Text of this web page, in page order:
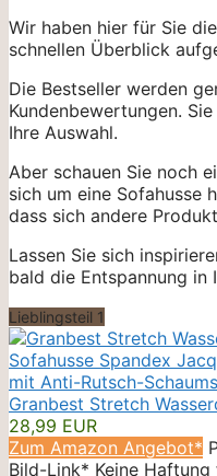
Wir haben hier für Sie
schnellen Überblick
Die Bestseller werden
Kundenbewertungen.
Ihre Auswahl.
Aber schauen Sie noch
sich um eine Sofahusse
dass sich andere
Lassen Sie sich
bald die Entspannung in
Lieblingsteil 1
Granbest Stretch
28,99 EUR
Zum Amazon Angebot*
Bild-Link* Keine